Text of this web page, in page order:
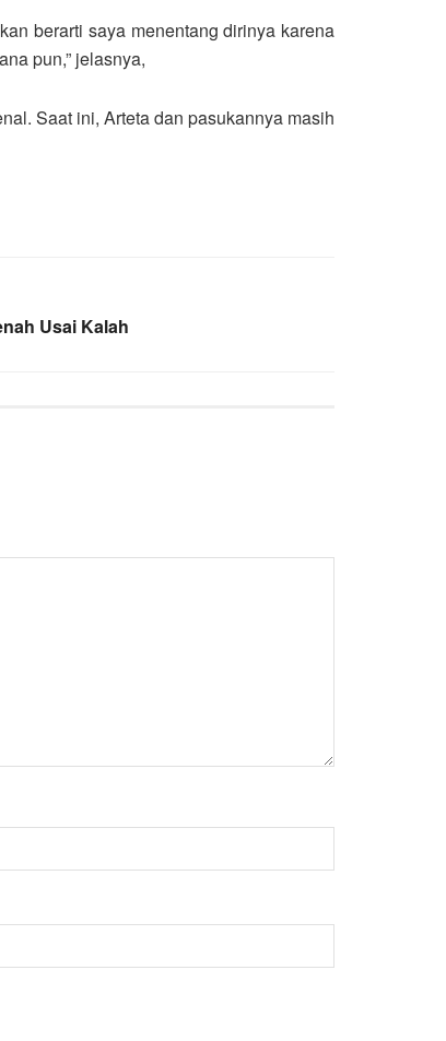
berarti saya menentang dirinya karena
pun,” jelasnya,
Saat ini, Arteta dan pasukannya masih
Usai Kalah